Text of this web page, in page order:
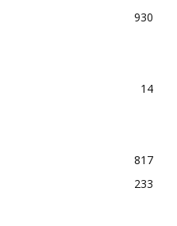
930
14
817
233